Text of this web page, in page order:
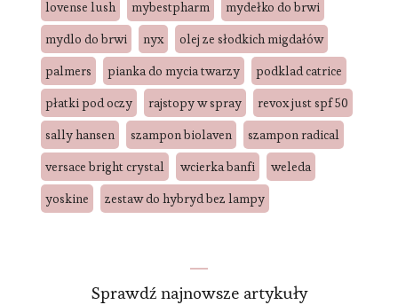
lovense lush
mybestpharm
mydełko do brwi
mydlo do brwi
nyx
olej ze słodkich migdałów
palmers
pianka do mycia twarzy
podklad catrice
płatki pod oczy
rajstopy w spray
revox just spf 50
sally hansen
szampon biolaven
szampon radical
versace bright crystal
wcierka banfi
weleda
yoskine
zestaw do hybryd bez lampy
Sprawdź najnowsze artykuły